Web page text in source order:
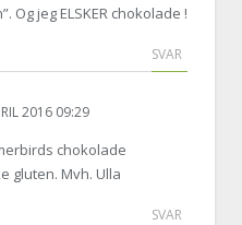
Og jeg ELSKER chokolade !
SVAR
2016 09:29
chokolade
gluten. Mvh. Ulla
SVAR